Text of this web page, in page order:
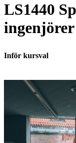
LS1440
Inför kursval